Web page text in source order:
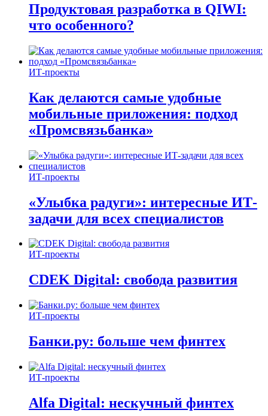
Продуктовая разработка в QIWI:
что особенного?
ИТ-проекты
Как делаются самые удобные
мобильные приложения: подход
«Промсвязьбанка»
ИТ-проекты
«Улыбка радуги»: интересные ИТ-
задачи для всех специалистов
ИТ-проекты
CDEK Digital: свобода развития
ИТ-проекты
Банки.ру: больше чем финтех
ИТ-проекты
Alfa Digital: нескучный финтех